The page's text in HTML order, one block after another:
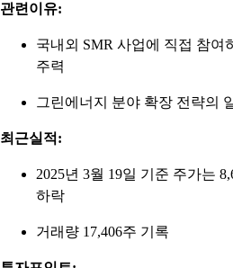
관련이유:
국내외 SMR 사업에 직접 참여
주력
그린에너지 분야 확장 전략의
최근실적:
2025년 3월 19일 기준 주가는
하락
거래량 17,406주 기록